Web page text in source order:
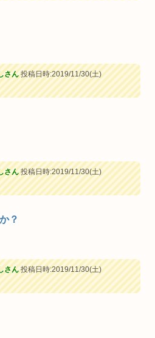
さん投稿日時:2019/11/30(土)
さん投稿日時:2019/11/30(土)
？
さん投稿日時:2019/11/30(土)